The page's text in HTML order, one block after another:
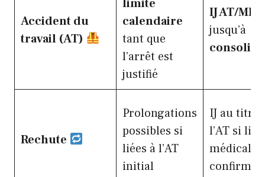
Accident du
travail (AT)
limite
calendaire
tant que
l’arrêt est
justifié
IJ AT/MP
jusqu’à
Rechute
Prolongations
possibles si
liées à l’AT
initial
IJ au titre
l’AT si lien
médical
confirmé